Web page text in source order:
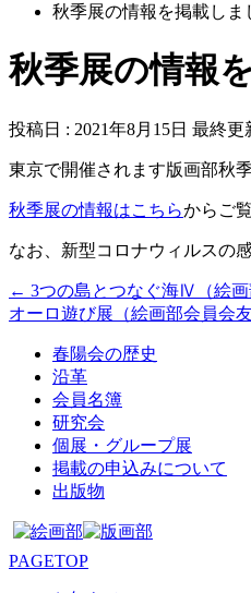
秋季展の情報を掲載しま
秋季展の情報
投稿日 : 2021年8月15日 最終更
東京で開催されます版画部秋
秋季展の情報はこちらからご
なお、新型コロナウィルスの
← 3つの島とつなぐ海Ⅳ（絵画
オーロ遊び展（絵画部会員会
春陽会の歴史
沿革
会員名簿
研究会
個展・グループ展
掲載の申込みについて
出版物
PAGETOP